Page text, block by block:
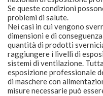
Se queste condizioni
problemi di salute.
Nei casi in cui vengono
dimensioni e di
quantità di prodotti
raggiungere i livelli di
sistemi di ventilazione.
esposizione professionale
di maschere con
misure necessarie può